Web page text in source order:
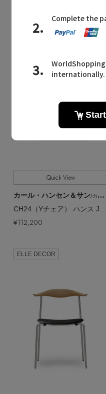
ELLE DECOR
Quick View
カール・ハンセン＆サン/カール・ハンセン＆サン
CH24（Yチェア） ハンス J. ウェグナー & イルス・クロフォード【メーカー取り寄せ】
¥112,200
ELLE DECOR